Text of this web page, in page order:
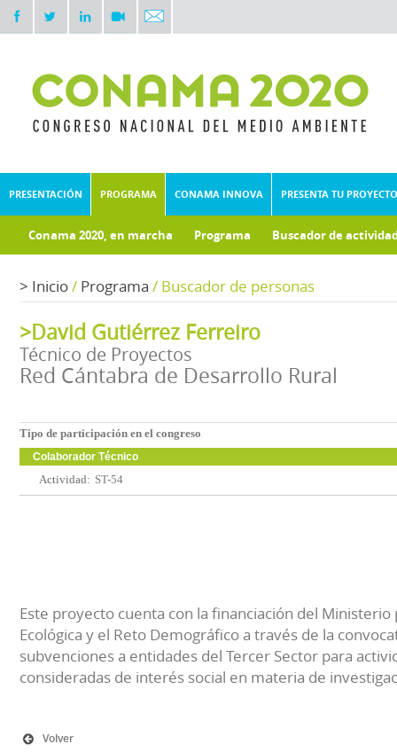
PRESENTACIÓN PROGRAMA CONAMA INNOVA PRESENTA TU PROYECTO
Conama 2020, en marcha Programa Buscador de
> Inicio/ Programa / Buscador de personas
>David Gutiérrez Ferreiro
Técnico de Proyectos
Red Cántabra de Desarrollo Rural
Tipo de participación en el congreso
Colaborador Técnico
Actividad: ST-54
Este proyecto cuenta con la financiación del Ministerio
Ecológica y el Reto Demográfico a través de la
subvenciones a entidades del Tercer Sector para
consideradas de interés social en materia de
Volver